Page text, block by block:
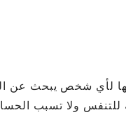
لأي شخص يبحث عن